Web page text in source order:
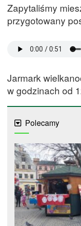
Zapytaliśmy
przygotowany
Jarmark
w godzinach od
Polecamy